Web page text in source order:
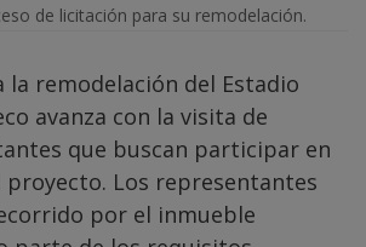
de licitación para su remodelación.
la remodelación del Estadio
avanza con la visita de
que buscan participar en
proyecto. Los representantes
por el inmueble